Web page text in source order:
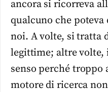
ancora si ricorreva
qualcuno che
noi. A volte, si tratta
legittime; altre volte,
senso perché troppo
motore di ricerca